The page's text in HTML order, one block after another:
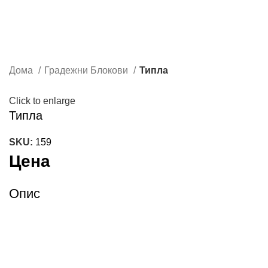
Дома Градежни Блокови Типла
Click to enlarge
Типла
SKU: 159
Цена
Опис